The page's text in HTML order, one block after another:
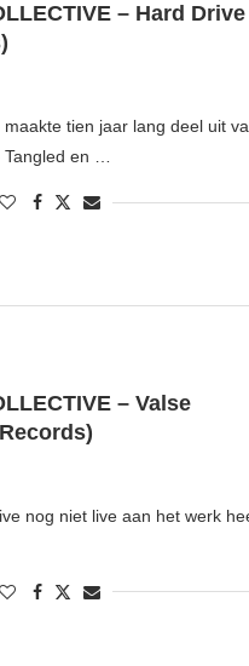
– Hard Drive
tien jaar lang deel uit
Tangled en …
– Valse
nog niet live aan het werk